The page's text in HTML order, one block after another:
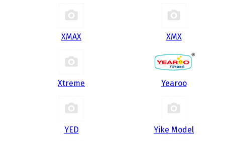
XMAX XMX
Xtreme Yearoo
YED Yike Model